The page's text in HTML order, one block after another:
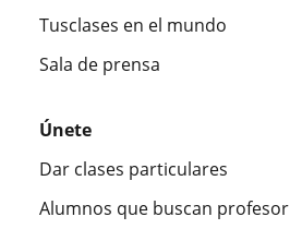
Tusclases en el mundo
Sala de prensa
Únete
Dar clases particulares
Alumnos que buscan profesor